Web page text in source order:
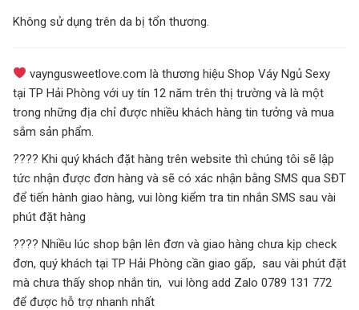
Không sử dụng trên da bị tổn thương.
vayngusweetlove.com là thương hiệu Shop Váy Ngủ Sexy
tại TP Hải Phòng với uy tín 12 năm trên thị trường và là một
trong những địa chỉ được nhiều khách hàng tin tưởng và mua
sắm sản phẩm.
???? Khi quý khách đặt hàng trên website thì chúng tôi sẽ lập
tức nhận được đơn hàng và sẽ có xác nhận bằng SMS qua SĐT
để tiến hành giao hàng, vui lòng kiểm tra tin nhắn SMS sau vài
phút đặt hàng
???? Nhiều lúc shop bận lên đơn và giao hàng chưa kịp check
đơn, quý khách tại TP Hải Phòng cần giao gấp, sau vài phút đặt
mà chưa thấy shop nhắn tin, vui lòng add Zalo 0789 131 772
để được hỗ trợ nhanh nhất